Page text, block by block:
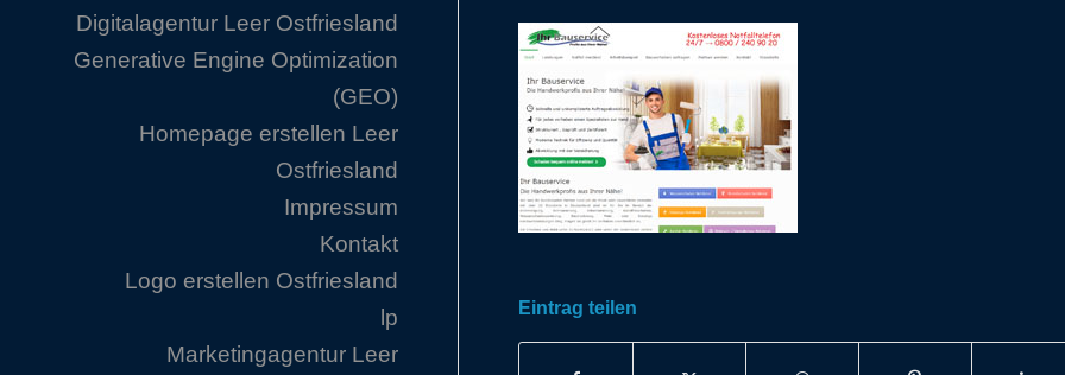
Eintrag teilen
Digitalagentur Leer Ostfriesland
Generative Engine Optimization
(GEO)
Homepage erstellen Leer
Ostfriesland
Impressum
Kontakt
Logo erstellen Ostfriesland
lp
Marketingagentur Leer